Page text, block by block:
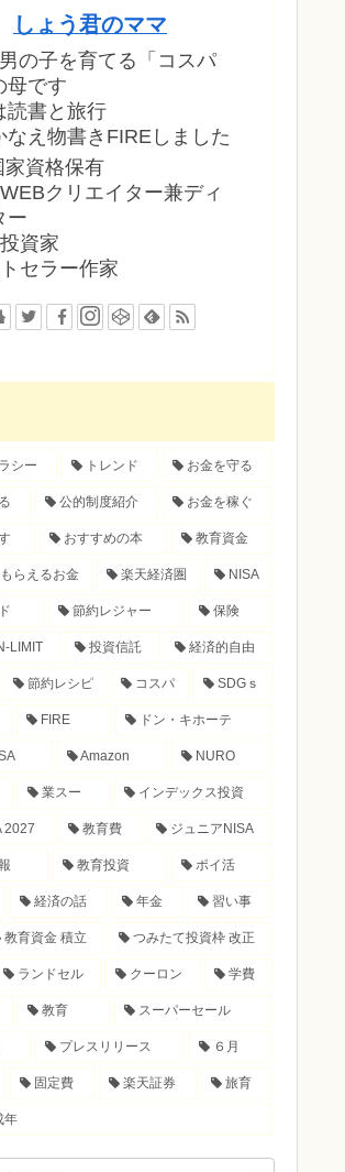
しょう君のママ
の子を育てる「コスパ
母です
読書と旅行
なえ物書きFIREしました
家資格保有
クリエイター兼ディ
ー
資家
セラー作家
シー トレンド お金を守る
公的制度紹介 お金を稼ぐ
おすすめの本 教育資金
もらえるお金 楽天経済圏 NISA
節約レジャー 保険
LIMIT 投資信託 経済的自由
節約レシピ コスパ SDGｓ
FIRE ドン・キホーテ
Amazon NURO
業スー インデックス投資
2027 教育費 ジュニアNISA
教育投資 ポイ活
経済の話 年金 習い事
教育資金 積立 つみたて投資枠 改正
ランドセル クーロン 学費
教育 スーパーセール
プレスリリース ６月
固定費 楽天証券 旅育
年